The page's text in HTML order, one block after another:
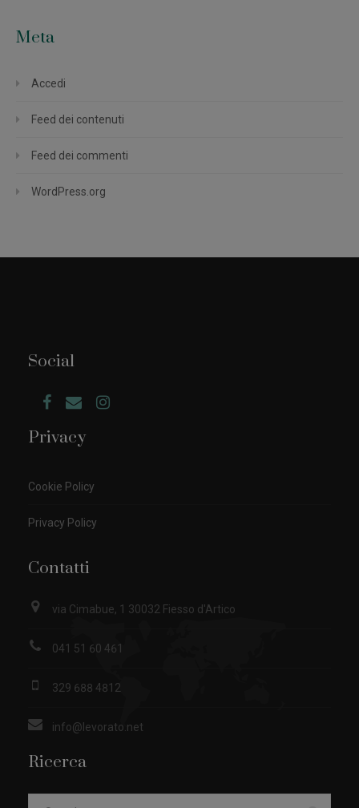
Meta
Accedi
Feed dei contenuti
Feed dei commenti
WordPress.org
Social
Privacy
Cookie Policy
Privacy Policy
Contatti
via Cimabue, 1 30032 Fiesso d'Artico
041 51 60 461
329 688 4812
info@levorato.net
Ricerca